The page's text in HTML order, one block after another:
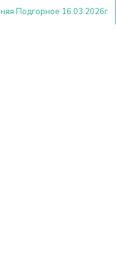
Подгорное 16.03.2026г